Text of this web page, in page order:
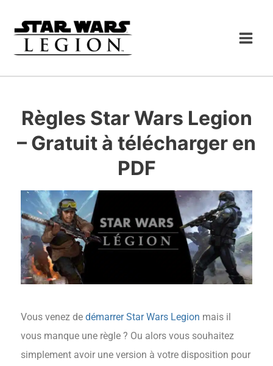
contenu
Règles Star Wars Legion
– Gratuit à télécharger en
PDF
Vous venez de démarrer Star Wars Legion mais il
vous manque une règle ? Ou alors vous souhaitez
simplement avoir une version à votre disposition pour